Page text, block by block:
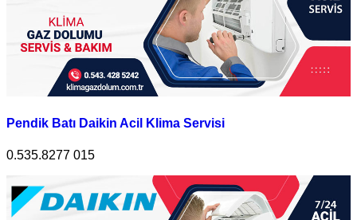
Pendik Batı Daikin Acil Klima Servisi
0.535.8277 015